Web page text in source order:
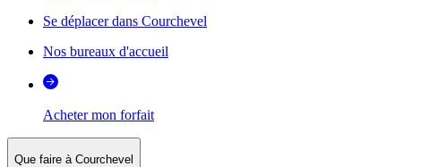
Se déplacer dans Courchevel
Nos bureaux d'accueil
Acheter mon forfait
Que faire à Courchevel